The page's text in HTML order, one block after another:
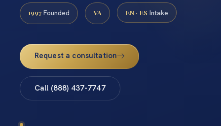
1997 Founded VA EN · ES Intake
Request a consultation
Call (888) 437-7747